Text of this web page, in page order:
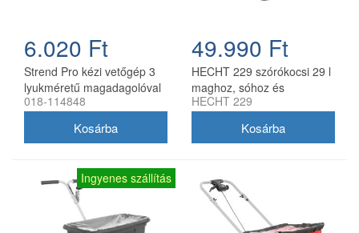
6.020 Ft
Strend Pro kézi vetőgép 3
lyukméretű magadagolóval
(1,5 - 3,5 - 5 mm) nyél
018-114848
49.990 Ft
HECHT 229 szórókocsi 29 l
maghoz, sóhoz és
műtrágyához
HECHT 229
Ingyenes szállítás